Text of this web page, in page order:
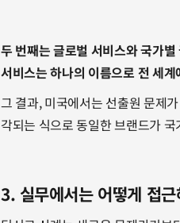
두 번째는 글로벌 서비스와 국가
서비스는 하나의 이름으로 전 세
그 결과, 미국에서는 선출원 문제
각되는 식으로 동일한 브랜드가
3. 실무에서는 어떻게 접